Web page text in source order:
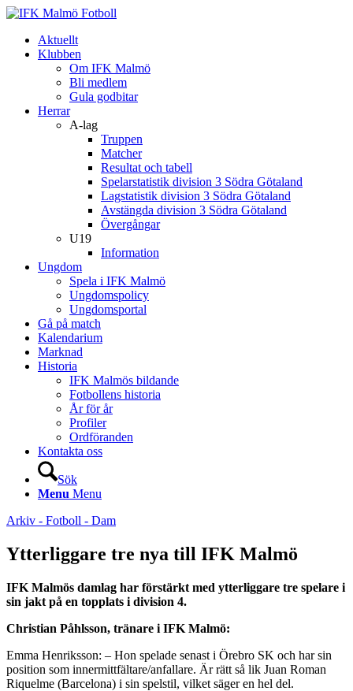
Aktuellt
Klubben
Om IFK Malmö
Bli medlem
Gula godbitar
Herrar
A-lag
Truppen
Matcher
Resultat och tabell
Spelarstatistik division 3 Södra Götaland
Lagstatistik division 3 Södra Götaland
Avstängda division 3 Södra Götaland
Övergångar
U19
Information
Ungdom
Spela i IFK Malmö
Ungdomspolicy
Ungdomsportal
Gå på match
Kalendarium
Marknad
Historia
IFK Malmös bildande
Fotbollens historia
År för år
Profiler
Ordföranden
Kontakta oss
Sök
Menu Menu
Arkiv - Fotboll - Dam
Ytterliggare tre nya till IFK Malmö
IFK Malmös damlag har förstärkt med ytterliggare tre spelare i
sin jakt på en topplats i division 4.
Christian Påhlsson, tränare i IFK Malmö:
Emma Henriksson: – Hon spelade senast i Örebro SK och har sin
position som innermittfältare/anfallare. Är rätt så lik Juan Roman
Riquelme (Barcelona) i sin spelstil, vilket säger en hel del.